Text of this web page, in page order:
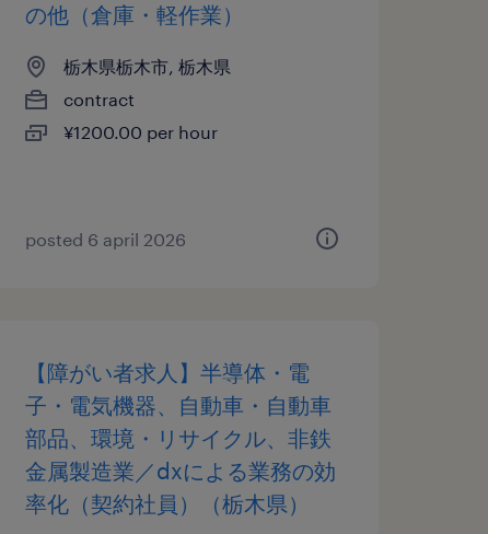
の他（倉庫・軽作業）
栃木県栃木市, 栃木県
contract
¥1200.00 per hour
posted 6 april 2026
【障がい者求人】半導体・電
子・電気機器、自動車・自動車
部品、環境・リサイクル、非鉄
金属製造業／dxによる業務の効
率化（契約社員）（栃木県）